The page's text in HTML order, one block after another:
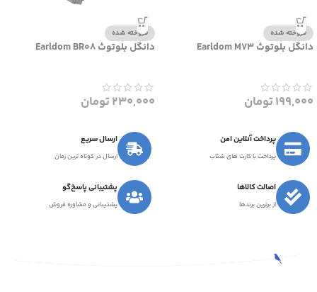
فروخته شده
دانگل بلوتوث Earldom M73
199,000تومان
فروخته شده
دانگل بلوتوث Earldom BR08
230,000تومان
پرداخت آنلاین امن
پرداخت با کارت های شتاب
ارسال سریع
ارسال در کوتاه ترین زمان
اصالت کالاها
از برترین برندها
پشتیبانی پاسخ‌گو
پشتیبانی و مشاوره فروش